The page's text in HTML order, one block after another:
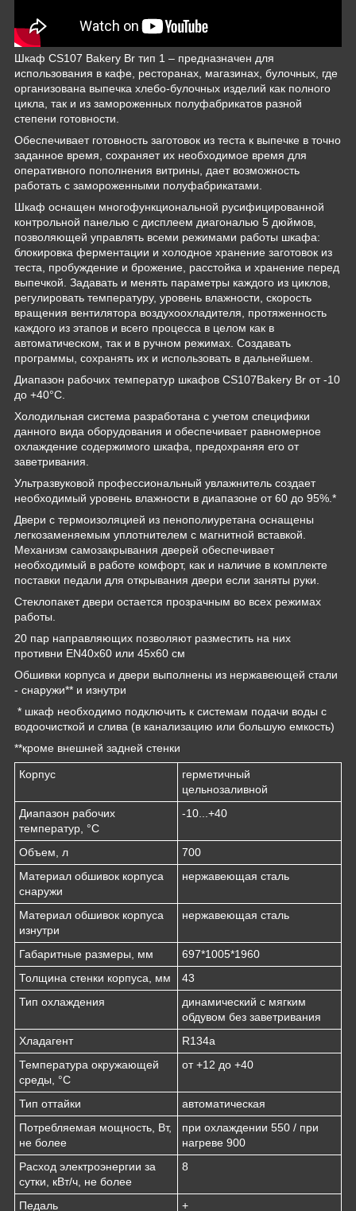
Шкаф CS107 Bakery Br тип 1 – предназначен для
использования в кафе, ресторанах, магазинах, булочных, где
организована выпечка хлебо-булочных изделий как полного
цикла, так и из замороженных полуфабрикатов разной
степени готовности.
Обеспечивает готовность заготовок из теста к выпечке в точно
заданное время, сохраняет их необходимое время для
оперативного пополнения витрины, дает возможность
работать с замороженными полуфабрикатами.
Шкаф оснащен многофункциональной русифицированной
контрольной панелью с дисплеем диагональю 5 дюймов,
позволяющей управлять всеми режимами работы шкафа:
блокировка ферментации и холодное хранение заготовок из
теста, пробуждение и брожение, расстойка и хранение перед
выпечкой. Задавать и менять параметры каждого из циклов,
регулировать температуру, уровень влажности, скорость
вращения вентилятора воздухоохладителя, протяженность
каждого из этапов и всего процесса в целом как в
автоматическом, так и в ручном режимах. Создавать
программы, сохранять их и использовать в дальнейшем.
Диапазон рабочих температур шкафов CS107Bakery Br от -10
до +40°С.
Холодильная система разработана с учетом специфики
данного вида оборудования и обеспечивает равномерное
охлаждение содержимого шкафа, предохраняя его от
заветривания.
Ультразвуковой профессиональный увлажнитель создает
необходимый уровень влажности в диапазоне от 60 до 95%.*
Двери с термоизоляцией из пенополиуретана оснащены
легкозаменяемым уплотнителем с магнитной вставкой.
Механизм самозакрывания дверей обеспечивает
необходимый в работе комфорт, как и наличие в комплекте
поставки педали для открывания двери если заняты руки.
Стеклопакет двери остается прозрачным во всех режимах
работы.
20 пар направляющих позволяют разместить на них
противни EN40x60 или 45х60 см
Обшивки корпуса и двери выполнены из нержавеющей стали
- снаружи** и изнутри
* шкаф необходимо подключить к системам подачи воды с
водоочисткой и слива (в канализацию или большую емкость)
**кроме внешней задней стенки
Корпус
герметичный
цельнозаливной
Диапазон рабочих
температур, °C
-10...+40
Объем, л
700
Материал обшивок корпуса
снаружи
нержавеющая сталь
Материал обшивок корпуса
изнутри
нержавеющая сталь
Габаритные размеры, мм
697*1005*1960
Толщина стенки корпуса, мм
43
Тип охлаждения
динамический с мягким
обдувом без заветривания
Хладагент
R134a
Температура окружающей
среды, °С
от +12 до +40
Тип оттайки
автоматическая
Потребляемая мощность, Вт,
не более
при охлаждении 550 / при
нагреве 900
Расход электроэнергии за
сутки, кВт/ч, не более
8
Педаль +